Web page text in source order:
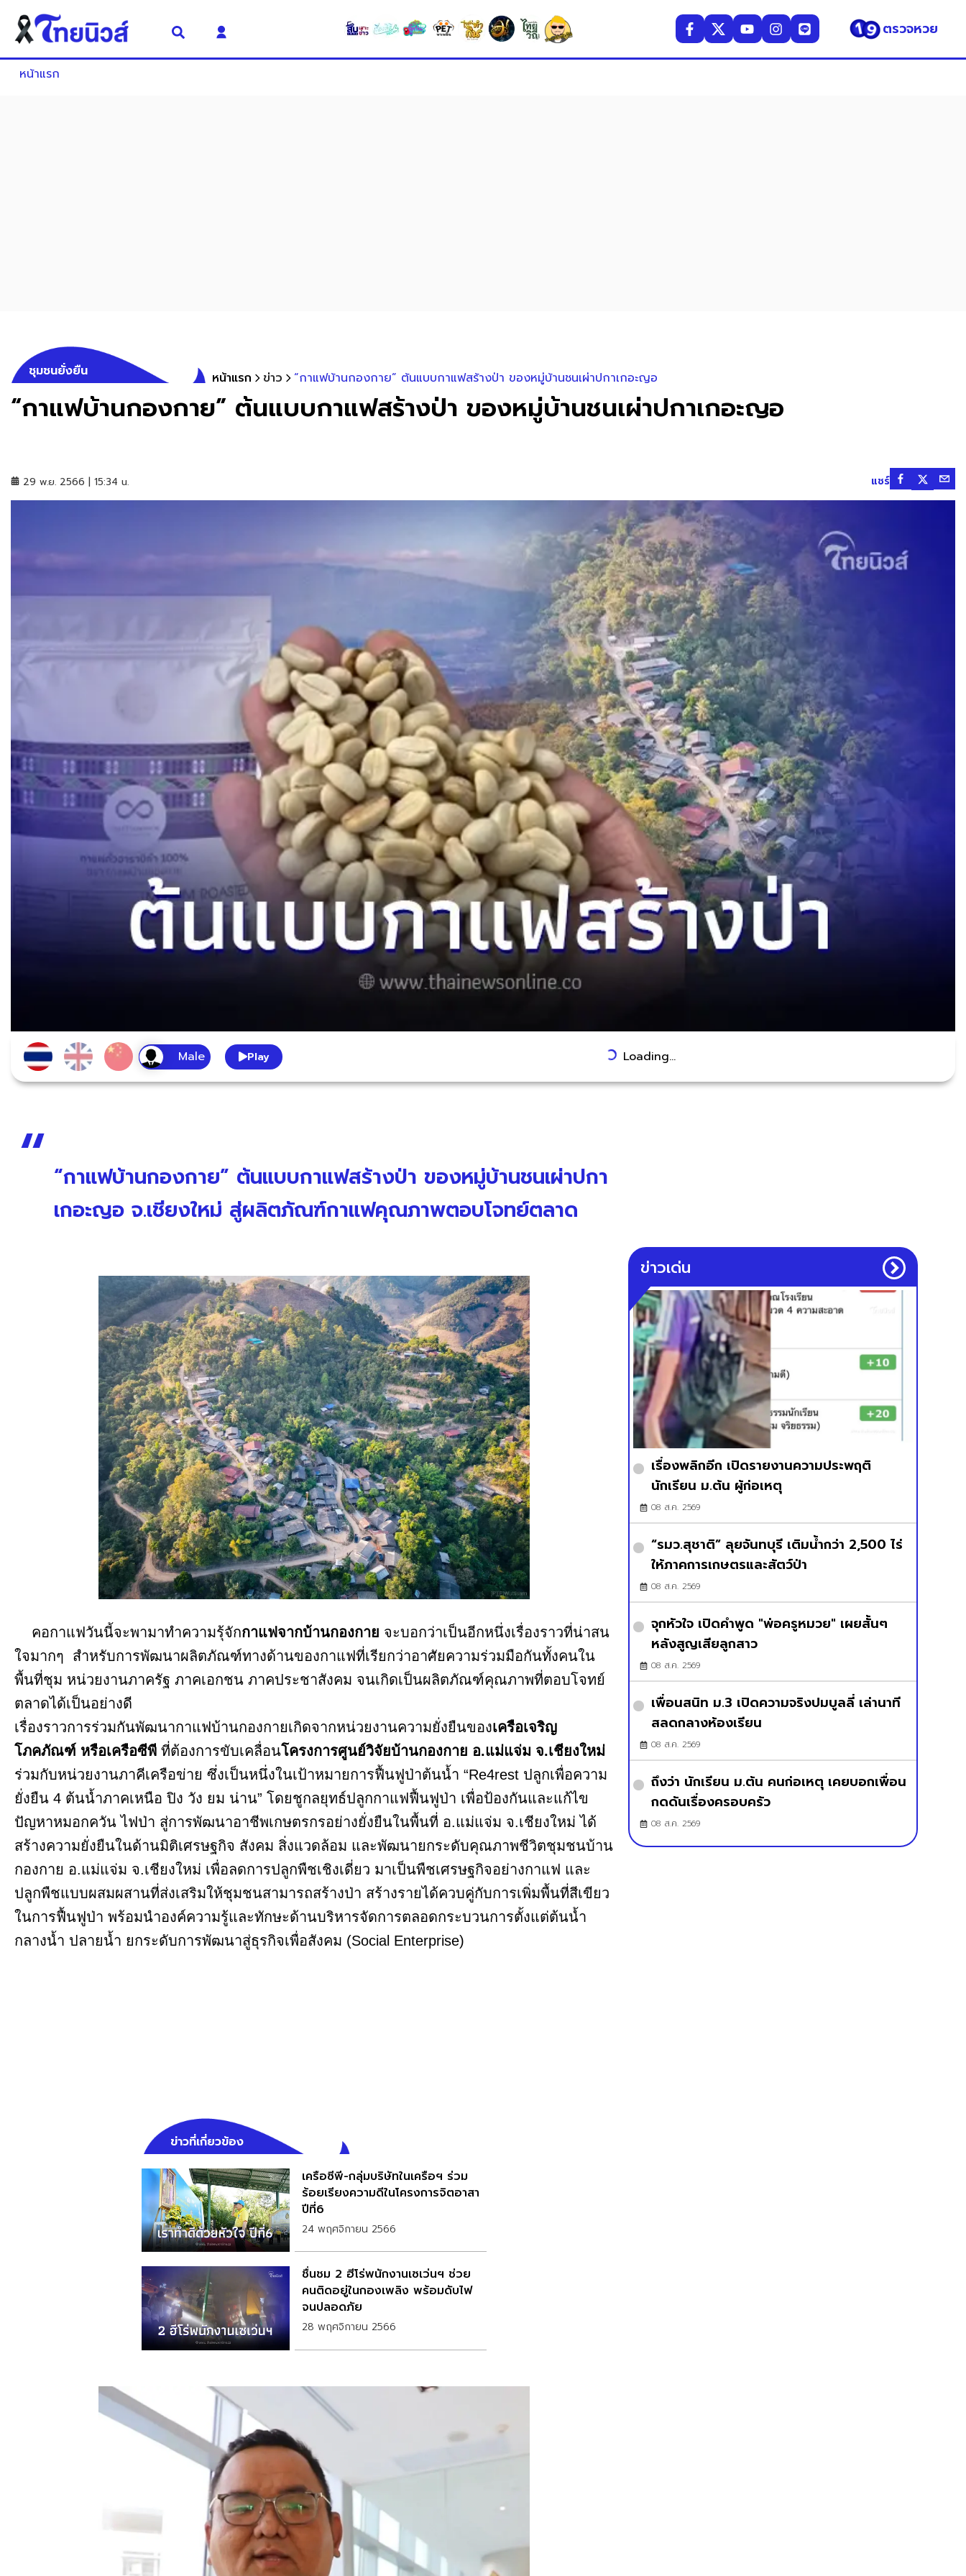
ตรวจหวย
หน้าแรก
ชุมชนยั่งยืน หน้าแรก ข่าว “กาแฟบ้านกองกาย” ต้นแบบกาแฟสร้างป่า ของหมู่บ้านชนเผ่าปกาเกอะญอ
“กาแฟบ้านกองกาย” ต้นแบบกาแฟสร้างป่า ของหมู่บ้านชนเผ่าปกาเกอะญอ
29 พ.ย. 2566 | 15:34 น. แชร์
Play Loading...
“กาแฟบ้านกองกาย” ต้นแบบกาแฟสร้างป่า ของหมู่บ้านชนเผ่าปกา
เกอะญอ จ.เชียงใหม่ สู่ผลิตภัณฑ์กาแฟคุณภาพตอบโจทย์ตลาด
คอกาแฟวันนี้จะพามาทำความรุ้จักกาแฟจากบ้านกองกาย จะบอกว่าเป็นอีกหนึ่งเรื่องราวที่น่าสน
ใจมากๆ สำหรับการพัฒนาผลิตภัณฑ์ทางด้านของกาแฟที่เรียกว่าอาศัยความร่วมมือกันทั้งคนใน
พื้นที่ชุม หน่วยงานภาครัฐ ภาคเอกชน ภาคประชาสังคม จนเกิดเป็นผลิตภัณฑ์คุณภาพที่ตอบโจทย์
ตลาดได้เป็นอย่างดี
เรื่องราวการร่วมกันพัฒนากาแฟบ้านกองกายเกิดจากหน่วยงานความยั่งยืนของเครือเจริญ
โภคภัณฑ์ หรือเครือซีพี ที่ต้องการขับเคลื่อนโครงการศูนย์วิจัยบ้านกองกาย อ.แม่แจ่ม จ.เชียงใหม่
ร่วมกับหน่วยงานภาคีเครือข่าย ซึ่งเป็นหนึ่งในเป้าหมายการฟื้นฟูป่าต้นน้ำ “Re4rest ปลูกเพื่อความ
ยั่งยืน 4 ต้นน้ำภาคเหนือ ปิง วัง ยม น่าน” โดยชูกลยุทธ์ปลูกกาแฟฟื้นฟูป่า เพื่อป้องกันและแก้ไข
ปัญหาหมอกควัน ไฟป่า สู่การพัฒนาอาชีพเกษตรกรอย่างยั่งยืนในพื้นที่ อ.แม่แจ่ม จ.เชียงใหม่ ได้
สร้างความยั่งยืนในด้านมิติเศรษฐกิจ สังคม สิ่งแวดล้อม และพัฒนายกระดับคุณภาพชีวิตชุมชนบ้าน
กองกาย อ.แม่แจ่ม จ.เชียงใหม่ เพื่อลดการปลูกพืชเชิงเดี่ยว มาเป็นพืชเศรษฐกิจอย่างกาแฟ และ
ปลูกพืชแบบผสมผสานที่ส่งเสริมให้ชุมชนสามารถสร้างป่า สร้างรายได้ควบคู่กับการเพิ่มพื้นที่สีเขียว
ในการฟื้นฟูป่า พร้อมนำองค์ความรู้และทักษะด้านบริหารจัดการตลอดกระบวนการตั้งแต่ต้นน้ำ
กลางน้ำ ปลายน้ำ ยกระดับการพัฒนาสู่ธุรกิจเพื่อสังคม (Social Enterprise)
ข่าวที่เกี่ยวข้อง
เครือซีพี-กลุ่มบริษัทในเครือฯ ร่วม
ร้อยเรียงความดีในโครงการจิตอาสา
ปีที่6
24 พฤศจิกายน 2566
ชื่นชม 2 ฮีโร่พนักงานเซเว่นฯ ช่วย
คนติดอยู่ในกองเพลิง พร้อมดับไฟ
จนปลอดภัย
28 พฤศจิกายน 2566
ข่าวเด่น
เรื่องพลิกอีก เปิดรายงานความประพฤติ
นักเรียน ม.ต้น ผู้ก่อเหตุ
08 ส.ค. 2569
“รมว.สุชาติ” ลุยจันทบุรี เติมน้ำกว่า 2,500 ไร่
ให้ภาคการเกษตรและสัตว์ป่า
08 ส.ค. 2569
จุกหัวใจ เปิดคำพูด "พ่อครูหมวย" เผยสั้นๆ
หลังสูญเสียลูกสาว
08 ส.ค. 2569
เพื่อนสนิท ม.3 เปิดความจริงปมบูลลี่ เล่านาที
สลดกลางห้องเรียน
08 ส.ค. 2569
ถึงว่า นักเรียน ม.ต้น คนก่อเหตุ เคยบอกเพื่อน
กดดันเรื่องครอบครัว
08 ส.ค. 2569